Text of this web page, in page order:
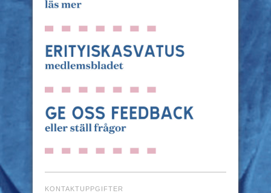
KONTAKTUPPGIFTER